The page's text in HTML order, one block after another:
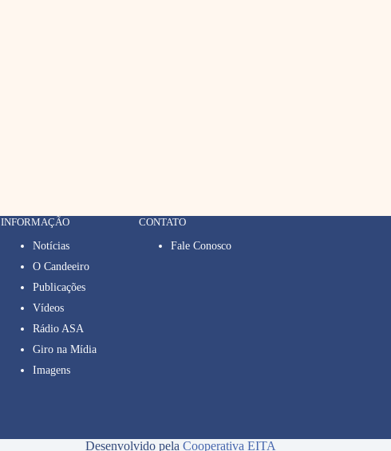
INFORMAÇÃO
Notícias
O Candeeiro
Publicações
Vídeos
Rádio ASA
Giro na Mídia
Imagens
CONTATO
Fale Conosco
Desenvolvido pela Cooperativa EITA